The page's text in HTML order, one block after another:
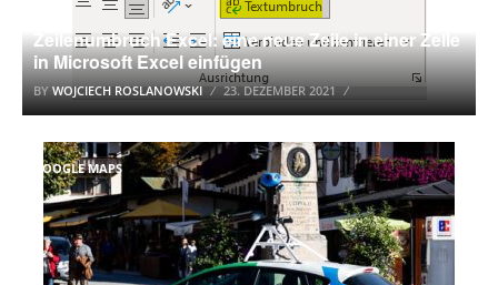
Zeilenumbruch Excel: eine neue Zeile in einer Zelle
in Microsoft Excel einfügen
BYWOJCIECH ROSLANOWSKI 23. DEZEMBER 2021
GOOGLE MAPS